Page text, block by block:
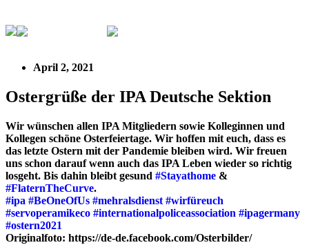
April 2, 2021
Ostergrüße der IPA Deutsche Sektion
Wir wünschen allen IPA Mitgliedern sowie Kolleginnen und
Kollegen schöne Osterfeiertage. Wir hoffen mit euch, dass es
das letzte Ostern mit der Pandemie bleiben wird. Wir freuen
uns schon darauf wenn auch das IPA Leben wieder so richtig
losgeht. Bis dahin bleibt gesund #Stayathome &
#FlaternTheCurve.
#ipa #BeOneOfUs #mehralsdienst #wirfüreuch
#servoperamikeco #internationalpoliceassociation #ipagermany
#ostern2021
Originalfoto: https://de-de.facebook.com/Osterbilder/